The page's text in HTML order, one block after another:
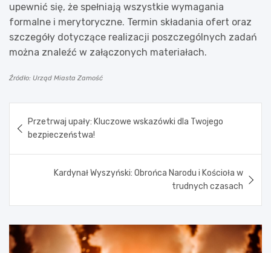
upewnić się, że spełniają wszystkie wymagania
formalne i merytoryczne. Termin składania ofert oraz
szczegóły dotyczące realizacji poszczególnych zadań
można znaleźć w załączonych materiałach.
Źródło: Urząd Miasta Zamość
wpisu
Przetrwaj upały: Kluczowe wskazówki dla Twojego
bezpieczeństwa!
Kardynał Wyszyński: Obrońca Narodu i Kościoła w
trudnych czasach